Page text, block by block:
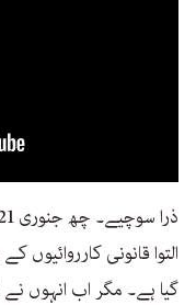
التوا قانونی کارروائیوں